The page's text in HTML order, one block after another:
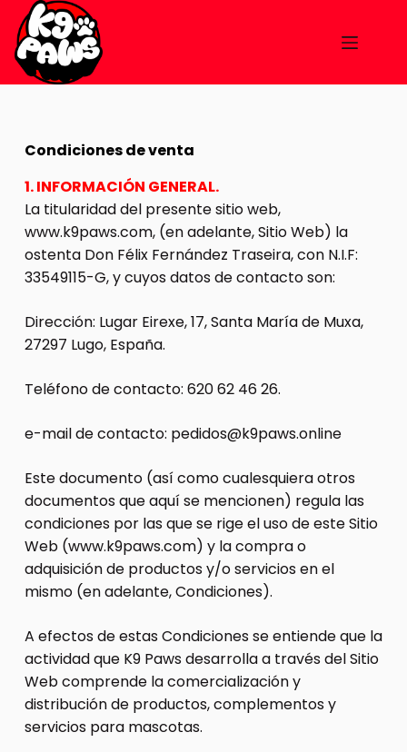
Condiciones de venta
1. INFORMACIÓN GENERAL.
La titularidad del presente sitio web,
www.k9paws.com, (en adelante, Sitio Web) la
ostenta Don Félix Fernández Traseira, con N.I.F:
33549115-G, y cuyos datos de contacto son:
Dirección: Lugar Eirexe, 17, Santa María de Muxa,
27297 Lugo, España.
Teléfono de contacto: 620 62 46 26.
e-mail de contacto: pedidos@k9paws.online
Este documento (así como cualesquiera otros
documentos que aquí se mencionen) regula las
condiciones por las que se rige el uso de este Sitio
Web (www.k9paws.com) y la compra o
adquisición de productos y/o servicios en el
mismo (en adelante, Condiciones).
A efectos de estas Condiciones se entiende que la
actividad que K9 Paws desarrolla a través del Sitio
Web comprende la comercialización y
distribución de productos, complementos y
servicios para mascotas.